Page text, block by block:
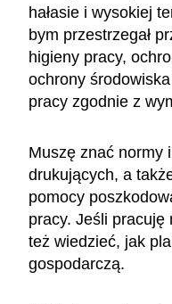
hałasie i wysokiej
bym przestrzegał
higieny pracy,
ochrony
pracy zgodnie z
Muszę znać normy
drukujących, a
pomocy
pracy. Jeśli pracuję
też wiedzieć, jak
gospodarczą.